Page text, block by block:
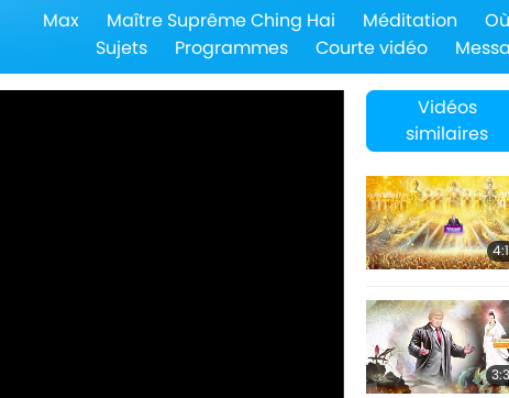
Max Maître Suprême Ching Hai Méditation
Sujets
Programmes Courte vidéo
Vidéos
similaires